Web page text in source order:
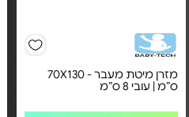
מזרן מיטת מעבר - 70X130
ס”מ | עובי 8 ס”מ